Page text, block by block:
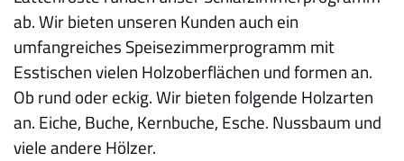
ab. Wir bieten unseren Kunden auch ein
umfangreiches Speisezimmerprogramm mit
Esstischen vielen Holzoberflächen und formen an.
Ob rund oder eckig. Wir bieten folgende Holzarten
an. Eiche, Buche, Kernbuche, Esche. Nussbaum und
viele andere Hölzer.